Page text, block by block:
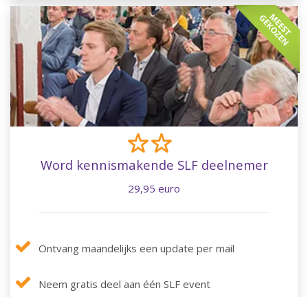
Word kennismakende SLF deelnemer
29,95 euro
Ontvang maandelijks een update per mail
Neem gratis deel aan één SLF event